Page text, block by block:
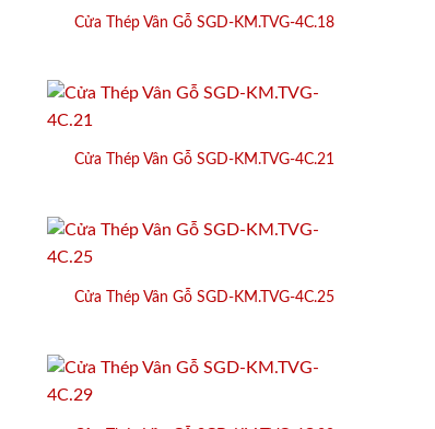
Cửa Thép Vân Gỗ SGD-KM.TVG-4C.18
Cửa Thép Vân Gỗ SGD-KM.TVG-4C.21
Cửa Thép Vân Gỗ SGD-KM.TVG-4C.25